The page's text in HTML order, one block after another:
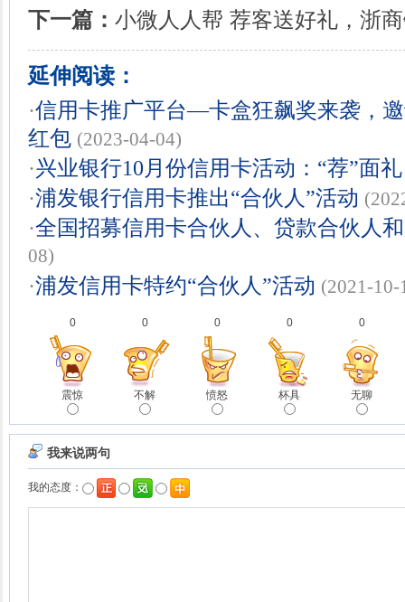
下一篇： 小微人人帮 荐客送好礼，浙
延伸阅读：
·信用卡推广平台—卡盒狂飙奖来袭，
红包 (2023-04-04)
·兴业银行10月份信用卡活动：“荐”面礼
·浦发银行信用卡推出“合伙人”活动
·全国招募信用卡合伙人、贷款合伙人
08)
·浦发信用卡特约“合伙人”活动 (2021-10-
0
震惊
0
不解
0
愤怒
0
杯具
0
无聊